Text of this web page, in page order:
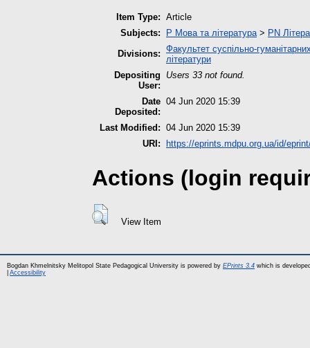
Item Type: Article
Subjects:
P Мова та література> PN
Divisions: Факультет суспільно-
літератури
Depositing
User:
Users 33 not found.
Date
Deposited:
04 Jun 2020 15:39
Last Modified: 04 Jun 2020 15:39
URI:
https://eprints.mdpu.org.ua/id/
Actions (login
View Item
Bogdan Khmelnitsky Melitopol State Pedagogical University is powered by EPrints 3.4 which is
Accessibility